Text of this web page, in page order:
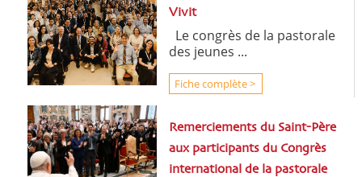
Vivit
Le congrès de la pastorale
des jeunes ...
Fiche complète >
Remerciements du Saint-Père
aux participants du Congrès
international de la pastorale